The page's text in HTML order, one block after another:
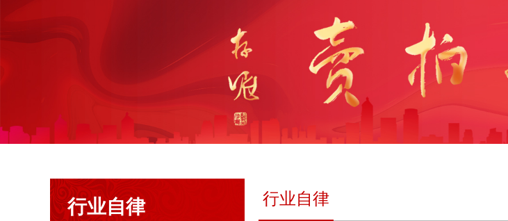
行业自律 行业自律